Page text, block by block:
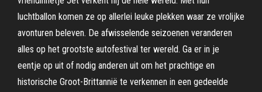
luchtballon komen ze op allerlei leuke plekken waar ze vrolijke
avonturen beleven. De afwisselende seizoenen veranderen
alles op het grootste autofestival ter wereld. Ga er in je
eentje op uit of nodig anderen uit om het prachtige en
historische Groot-Brittannië te verkennen in een gedeelde